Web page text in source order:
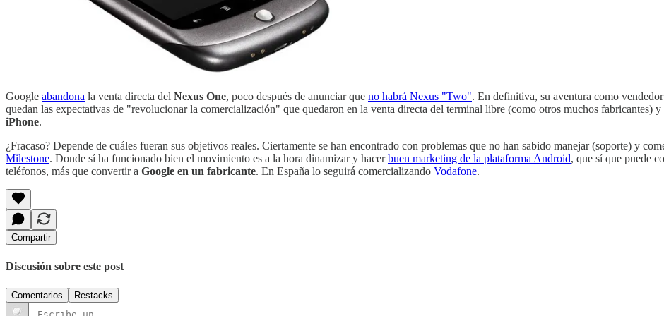
Google abandona la venta directa del Nexus One, poco después de anunciar que no habrá Nexus "Two". En definitiva, su aventura como
quedan las expectativas de "revolucionar la comercialización" que quedaron en la venta directa del terminal libre (como otros muchos fabricantes) y
iPhone.
¿Fracaso? Depende de cuáles fueran sus objetivos reales. Ciertamente se han encontrado con problemas que no han sabido manejar (soporte) y
Milestone. Donde sí ha funcionado bien el movimiento es a la hora dinamizar y hacerbuen marketing de la plataforma Android, que sí que puede
teléfonos, más que convertir a Google en un fabricante. En España lo seguirá comercializando Vodafone.
Compartir
Discusión sobre este post
Comentarios Restacks